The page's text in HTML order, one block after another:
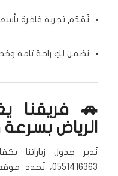
نُقدّم تجربة فاخرة
نضمن لكِ راحة تامة
🚗 فريقنا
الرياض
نُدير جدول زياراتنا
0551416363،